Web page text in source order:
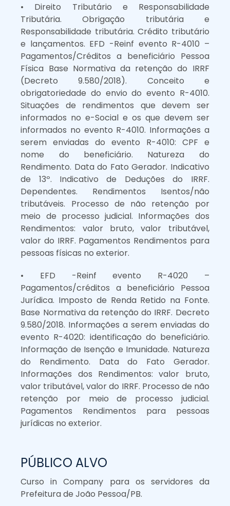
• Direito Tributário e Responsabilidade
Tributária. Obrigação tributária e
Responsabilidade tributária. Crédito tributário
e lançamentos. EFD -Reinf evento R-4010 –
Pagamentos/Créditos a beneficiário Pessoa
Física Base Normativa da retenção do IRRF
(Decreto 9.580/2018). Conceito e
obrigatoriedade do envio do evento R-4010.
Situações de rendimentos que devem ser
informados no e-Social e os que devem ser
informados no evento R-4010. Informações a
serem enviadas do evento R-4010: CPF e
nome do beneficiário. Natureza do
Rendimento. Data do Fato Gerador. Indicativo
de 13º. Indicativo de Deduções do IRRF.
Dependentes. Rendimentos Isentos/não
tributáveis. Processo de não retenção por
meio de processo judicial. Informações dos
Rendimentos: valor bruto, valor tributável,
valor do IRRF. Pagamentos Rendimentos para
pessoas físicas no exterior.
• EFD -Reinf evento R-4020 –
Pagamentos/créditos a beneficiário Pessoa
Jurídica. Imposto de Renda Retido na Fonte.
Base Normativa da retenção do IRRF. Decreto
9.580/2018. Informações a serem enviadas do
evento R-4020: identificação do beneficiário.
Informação de Isenção e Imunidade. Natureza
do Rendimento. Data do Fato Gerador.
Informações dos Rendimentos: valor bruto,
valor tributável, valor do IRRF. Processo de não
retenção por meio de processo judicial.
Pagamentos Rendimentos para pessoas
jurídicas no exterior.
PÚBLICO ALVO
Curso in Company para os servidores da
Prefeitura de João Pessoa/PB.